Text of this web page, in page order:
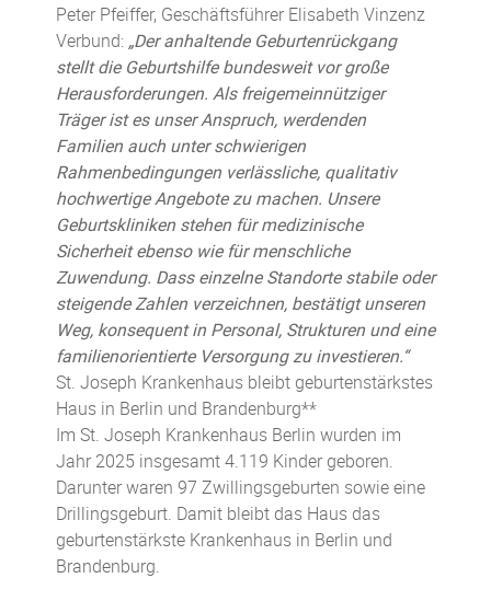
Peter Pfeiffer, Geschäftsführer Elisabeth Vinzenz
Verbund: „Der anhaltende Geburtenrückgang
stellt die Geburtshilfe bundesweit vor große
Herausforderungen. Als freigemeinnütziger
Träger ist es unser Anspruch, werdenden
Familien auch unter schwierigen
Rahmenbedingungen verlässliche, qualitativ
hochwertige Angebote zu machen. Unsere
Geburtskliniken stehen für medizinische
Sicherheit ebenso wie für menschliche
Zuwendung. Dass einzelne Standorte stabile oder
steigende Zahlen verzeichnen, bestätigt unseren
Weg, konsequent in Personal, Strukturen und eine
familienorientierte Versorgung zu investieren.“
St. Joseph Krankenhaus bleibt geburtenstärkstes
Haus in Berlin und Brandenburg**
Im St. Joseph Krankenhaus Berlin wurden im
Jahr 2025 insgesamt 4.119 Kinder geboren.
Darunter waren 97 Zwillingsgeburten sowie eine
Drillingsgeburt. Damit bleibt das Haus das
geburtenstärkste Krankenhaus in Berlin und
Brandenburg.